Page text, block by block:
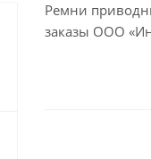
Ремни
заказы ООО